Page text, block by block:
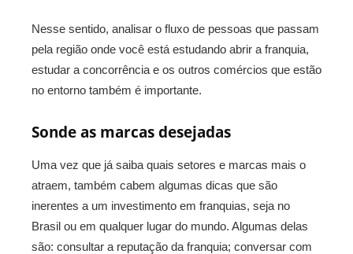
Nesse sentido, analisar o fluxo de pessoas que passam
pela região onde você está estudando abrir a franquia,
estudar a concorrência e os outros comércios que estão
no entorno também é importante.
Sonde as marcas desejadas
Uma vez que já saiba quais setores e marcas mais o
atraem, também cabem algumas dicas que são
inerentes a um investimento em franquias, seja no
Brasil ou em qualquer lugar do mundo. Algumas delas
são: consultar a reputação da franquia; conversar com